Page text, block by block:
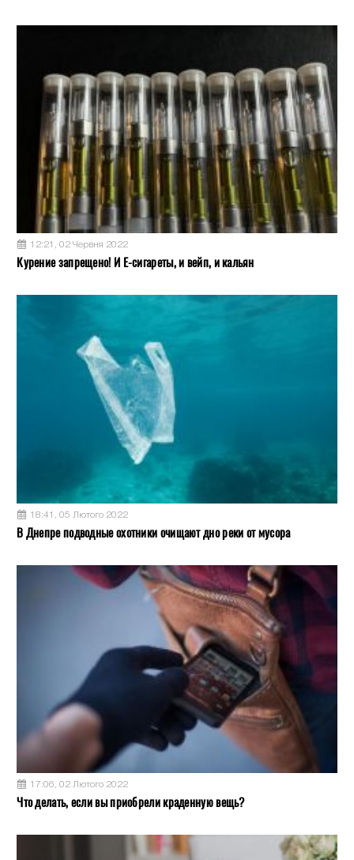
12:21, 02 Червня 2022
Курение запрещено! И Е-сигареты, и вейп, и кальян
18:41, 05 Лютого 2022
В Днепре подводные охотники очищают дно реки от мусора
17:06, 02 Лютого 2022
Что делать, если вы приобрели краденную вещь?